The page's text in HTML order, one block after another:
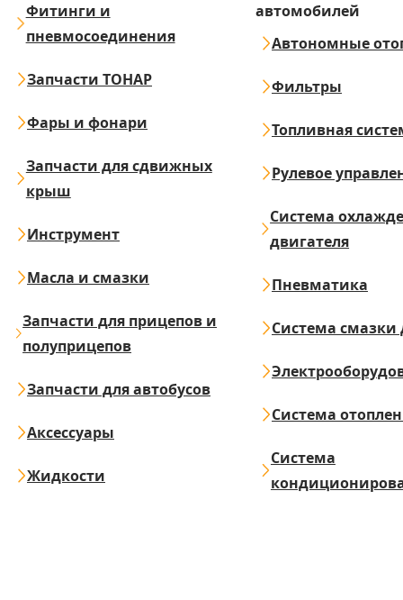
Фитинги и
пневмосоединения
Запчасти ТОНАР
Фары и фонари
Запчасти для сдвижных
крыш
Инструмент
Масла и смазки
Запчасти для прицепов и
полуприцепов
Запчасти для автобусов
Аксессуары
Жидкости
автомобилей
Автономные
Фильтры
Топливная
Рулевое
Система
двигателя
Пневматика
Система смазки
Система
Система